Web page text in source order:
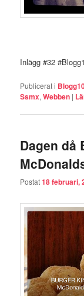
Inlägg #32
Publicerat i
Ssmx,Webben |
Dagen då
Postat18 februari,